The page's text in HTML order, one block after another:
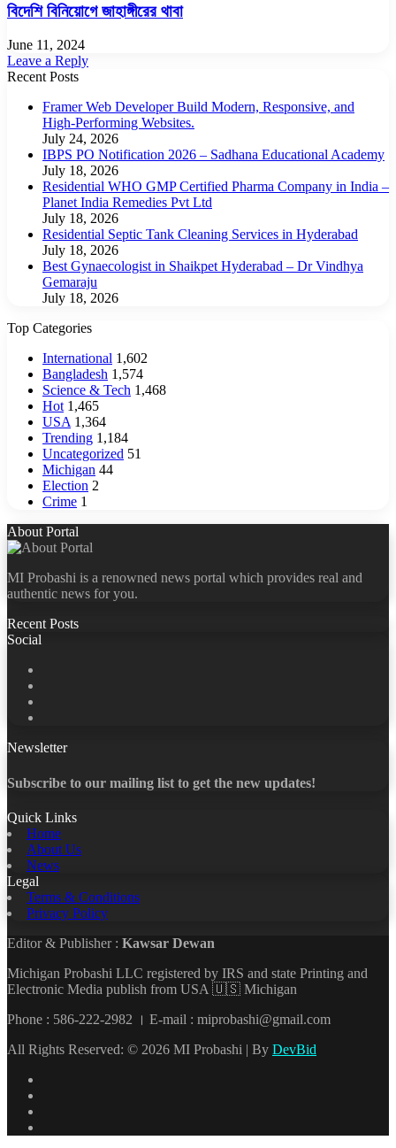
বিদেশি বিনিয়োগে জাহাঙ্গীরের থাবা
June 11, 2024
Leave a Reply
Recent Posts
Framer Web Developer Build Modern, Responsive, and
High-Performing Websites.
July 24, 2026
IBPS PO Notification 2026 – Sadhana Educational Academy
July 18, 2026
Residential WHO GMP Certified Pharma Company in India –
Planet India Remedies Pvt Ltd
July 18, 2026
Residential Septic Tank Cleaning Services in Hyderabad
July 18, 2026
Best Gynaecologist in Shaikpet Hyderabad – Dr Vindhya
Gemaraju
July 18, 2026
Top Categories
International 1,602
Bangladesh 1,574
Science & Tech 1,468
Hot 1,465
USA 1,364
Trending 1,184
Uncategorized 51
Michigan 44
Election 2
Crime 1
About Portal
MI Probashi is a renowned news portal which provides real and
authentic news for you.
Recent Posts
Social
Newsletter
Subscribe to our mailing list to get the new updates!
Quick Links
Home
About Us
News
Legal
Terms & Conditions
Privacy Policy
Editor & Publisher : Kawsar Dewan
Michigan Probashi LLC registered by IRS and state Printing and
Electronic Media publish from USA 🇺🇸 Michigan
Phone : 586-222-2982 । E-mail : miprobashi@gmail.com
All Rights Reserved: © 2026 MI Probashi | By DevBid